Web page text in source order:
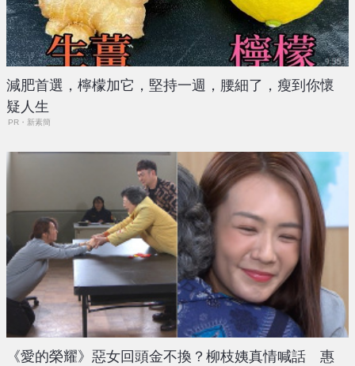
減肥首選，檸檬加它，堅持一週，腰細了，瘦到你懷
疑人生
PR・新素簡
《愛的榮耀》惡女回頭金不換？柳枝姨真情喊話 惠